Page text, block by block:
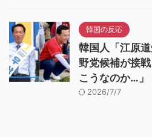
韓国の反応
韓国人「江原
野党候補が接
こうなのか…」
2026/7/7